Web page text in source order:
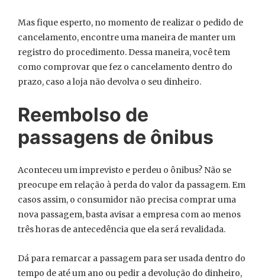
Mas fique esperto, no momento de realizar o pedido de
cancelamento, encontre uma maneira de manter um
registro do procedimento. Dessa maneira, você tem
como comprovar que fez o cancelamento dentro do
prazo, caso a loja não devolva o seu dinheiro.
Reembolso de
passagens de ônibus
Aconteceu um imprevisto e perdeu o ônibus? Não se
preocupe em relação à perda do valor da passagem. Em
casos assim, o consumidor não precisa comprar uma
nova passagem, basta avisar a empresa com ao menos
três horas de antecedência que ela será revalidada.
Dá para remarcar a passagem para ser usada dentro do
tempo de até um ano ou pedir a devolução do dinheiro,